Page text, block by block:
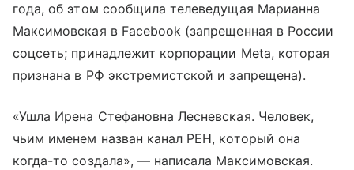
года, об этом сообщила телеведущая Марианна
Максимовская в Facebook (запрещенная в России
соцсеть; принадлежит корпорации Meta, которая
признана в РФ экстремистской и запрещена).
«Ушла Ирена Стефановна Лесневская. Человек,
чьим именем назван канал РЕН, который она
когда-то создала», — написала Максимовская.